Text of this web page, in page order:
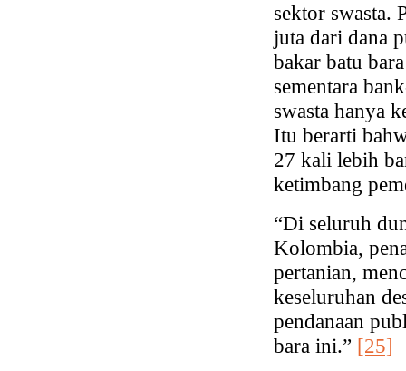
sektor swasta.
juta dari dana
bakar batu
sementara
swasta hanya
Itu berarti
27 kali lebih
ketimbang
“Di seluruh
Kolombia,
pertanian,
keseluruhan
pendanaan
bara ini.” [25]